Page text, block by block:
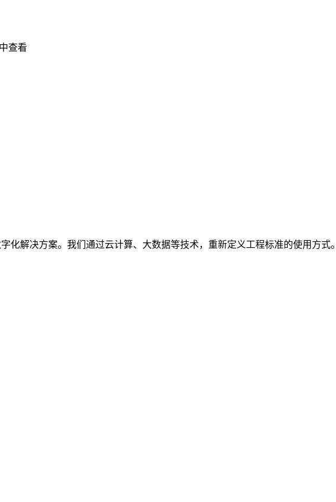
中查看
化解决方案。我们通过云计算、大数据等技术，重新定义工程标准的使用方式。